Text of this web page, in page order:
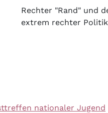
Rechter "Rand" und
extrem rechter Politik
nationaler Jugend